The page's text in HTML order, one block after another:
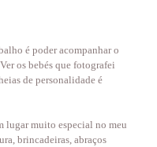
é poder acompanhar o
os bebés que fotografei
de personalidade é
lugar muito especial no meu
brincadeiras, abraços